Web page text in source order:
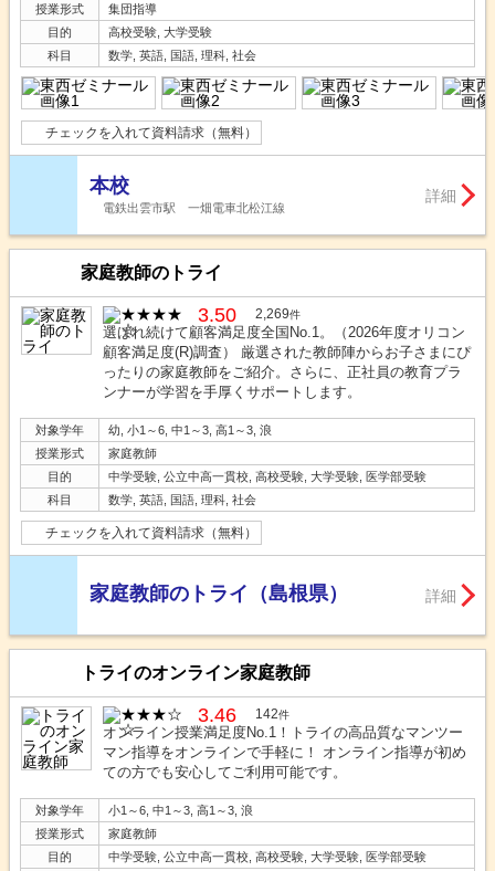
授業形式
集団指導
目的
高校受験, 大学受験
科目
数学, 英語, 国語, 理科, 社会
チェックを入れて資料請求（無料）
本校
電鉄出雲市駅 一畑電車北松江線
詳細
家庭教師のトライ
3.50 2,269件
選ばれ続けて顧客満足度全国No.1。（2026年度オリコン
顧客満足度(R)調査） 厳選された教師陣からお子さまにぴ
ったりの家庭教師をご紹介。さらに、正社員の教育プラ
ンナーが学習を手厚くサポートします。
対象学年
幼, 小1～6, 中1～3, 高1～3, 浪
授業形式
家庭教師
目的
中学受験, 公立中高一貫校, 高校受験, 大学受験, 医学部受験
科目
数学, 英語, 国語, 理科, 社会
チェックを入れて資料請求（無料）
家庭教師のトライ（島根県） 詳細
トライのオンライン家庭教師
3.46 142件
オンライン授業満足度No.1！トライの高品質なマンツー
マン指導をオンラインで手軽に！ オンライン指導が初め
ての方でも安心してご利用可能です。
対象学年
小1～6, 中1～3, 高1～3, 浪
授業形式
家庭教師
目的
中学受験, 公立中高一貫校, 高校受験, 大学受験, 医学部受験